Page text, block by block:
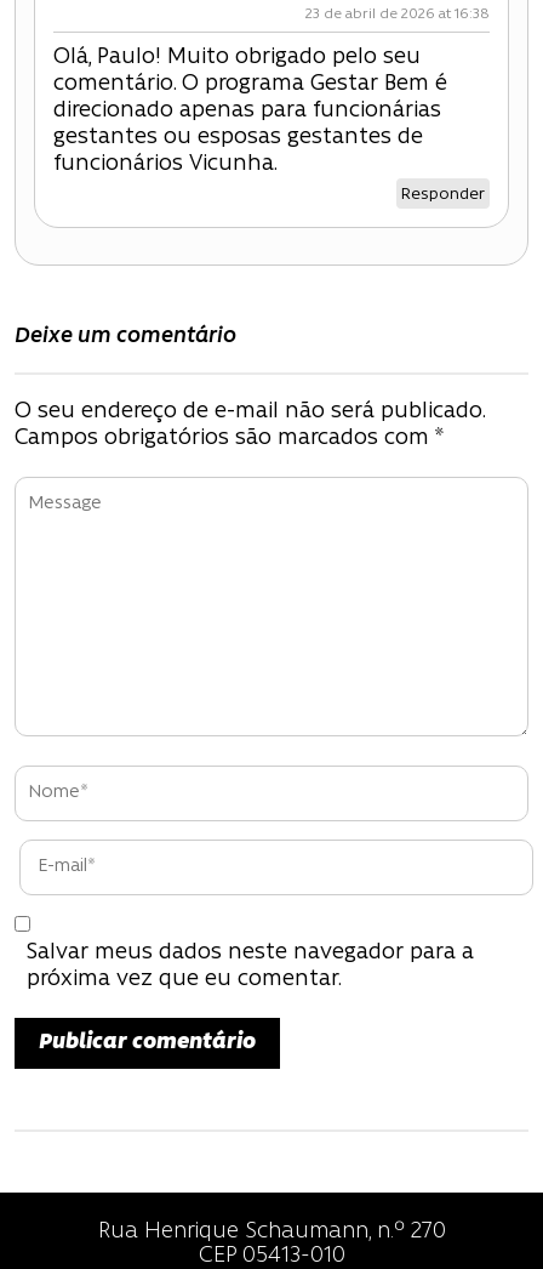
s
t
23 de abril de 2026 at 16:38
Olá, Paulo! Muito obrigado pelo seu
comentário. O programa Gestar Bem é
direcionado apenas para funcionárias
gestantes ou esposas gestantes de
funcionários Vicunha.
Responder
Deixe um comentário
O seu endereço de e-mail não será publicado.
Campos obrigatórios são marcados com *
Salvar meus dados neste navegador para a
próxima vez que eu comentar.
Rua Henrique Schaumann, n.º 270
CEP 05413-010